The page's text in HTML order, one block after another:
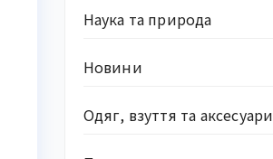
Наука та природа
Новини
Одяг, взуття та аксесуари